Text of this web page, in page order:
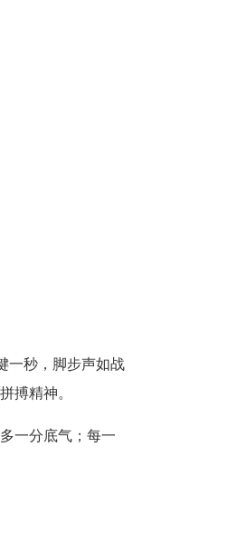
一秒，脚步声如战
搏精神。
一分底气；每一